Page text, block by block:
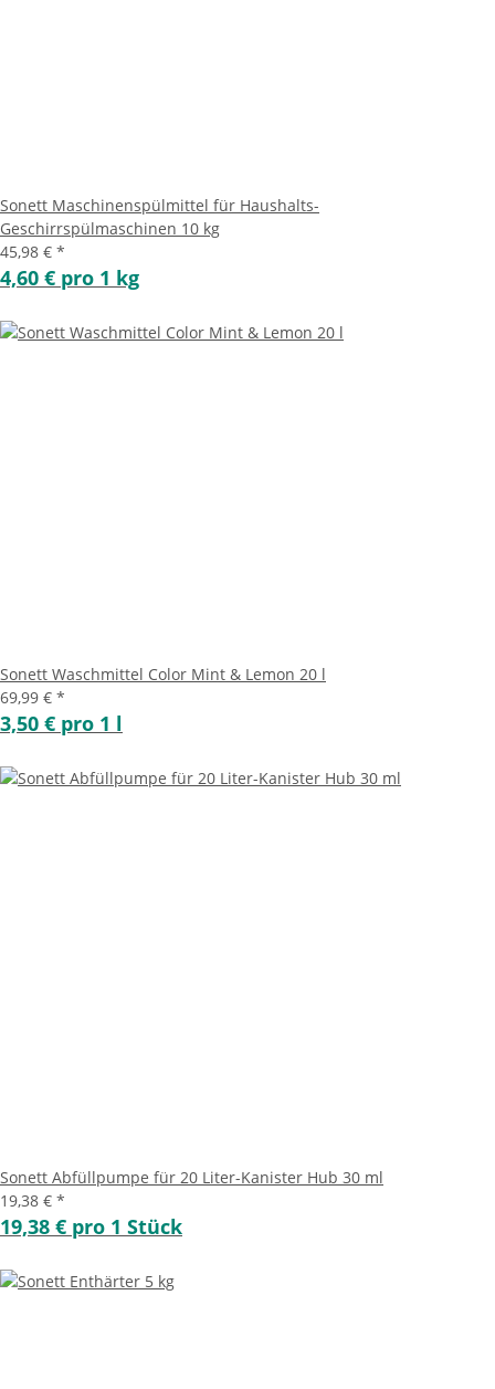
Sonett Maschinenspülmittel für Haushalts-
Geschirrspülmaschinen 10 kg
45,98 € *
4,60 € pro 1 kg
Sonett Waschmittel Color Mint & Lemon 20 l
69,99 € *
3,50 € pro 1 l
Sonett Abfüllpumpe für 20 Liter-Kanister Hub 30 ml
19,38 € *
19,38 € pro 1 Stück